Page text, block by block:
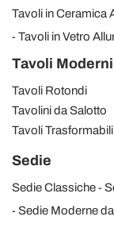
Tavoli in Ceramica
Tavoli in Vetro
Tavoli Moderni
Tavoli Rotondi
Tavolini da Salotto
Tavoli Trasformabili
Sedie
Sedie Classiche
Sedie Moderne